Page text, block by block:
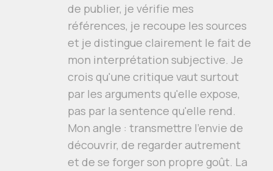
de publier, je vérifie mes
références, je recoupe les sources
et je distingue clairement le fait de
mon interprétation subjective. Je
crois qu'une critique vaut surtout
par les arguments qu'elle expose,
pas par la sentence qu'elle rend.
Mon angle : transmettre l'envie de
découvrir, de regarder autrement
et de se forger son propre goût. La